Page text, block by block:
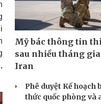
Mỹ bác thông tin
sau nhiều tháng
Iran
Phê duyệt Kế hoạch
thức quốc phòng và